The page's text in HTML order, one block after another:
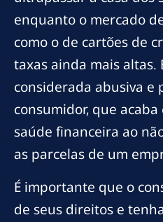
enquanto o mercado
como o de cartões de
taxas ainda mais altas.
considerada abusiva e
consumidor, que
saúde financeira ao
as parcelas de um
É importante que o
de seus direitos e